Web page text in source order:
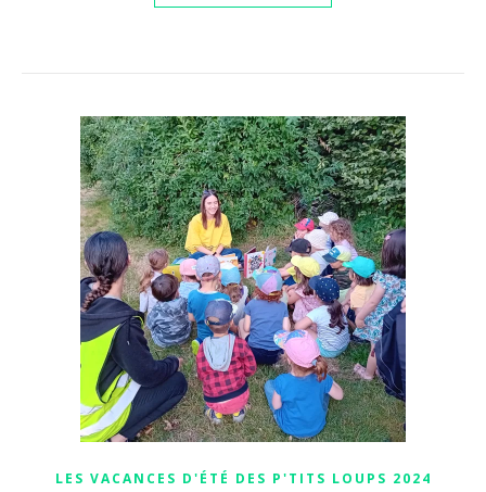
LES VACANCES D'ÉTÉ DES P'TITS LOUPS 2024